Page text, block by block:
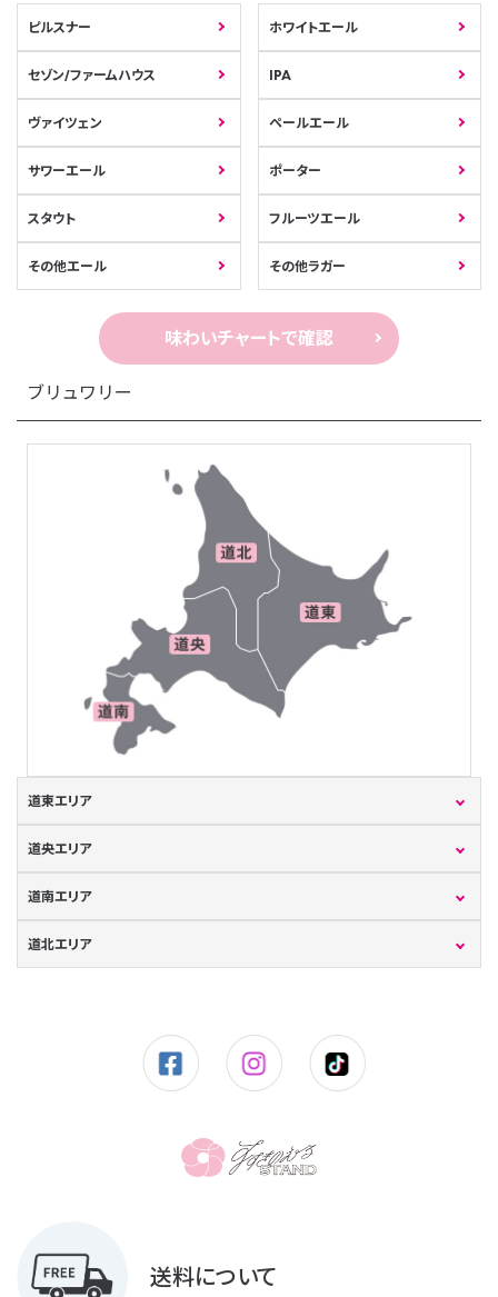
ピルスナー ホワイトエール
セゾン/ファームハウス IPA
ヴァイツェン ペールエール
サワーエール ポーター
スタウト フルーツエール
その他エール その他ラガー
味わいチャートで確認
ブリュワリー
道東エリア
道央エリア
道南エリア
道北エリア
送料について